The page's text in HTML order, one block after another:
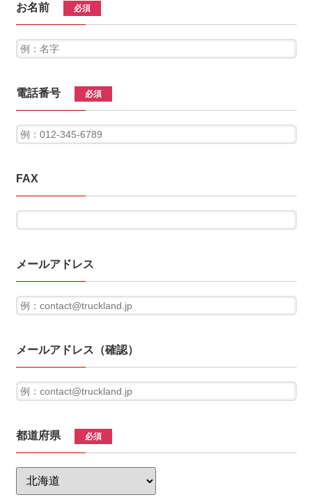
お名前 必須
電話番号 必須
FAX
メールアドレス
メールアドレス（確認）
都道府県 必須